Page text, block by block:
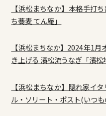
【浜松まちなか】本格手打
ち蕎麦 てん庵」
【浜松まちなか】2024年1
き上げる 濱松流うなぎ「濱松
【浜松まちなか】隠れ家イ
ル・ソリート・ポスト(いつも